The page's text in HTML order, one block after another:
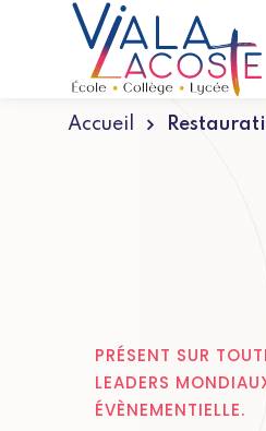
Accueil
PRÉSENT SUR
LEADERS
ÉVÈNEMENTIELLE.